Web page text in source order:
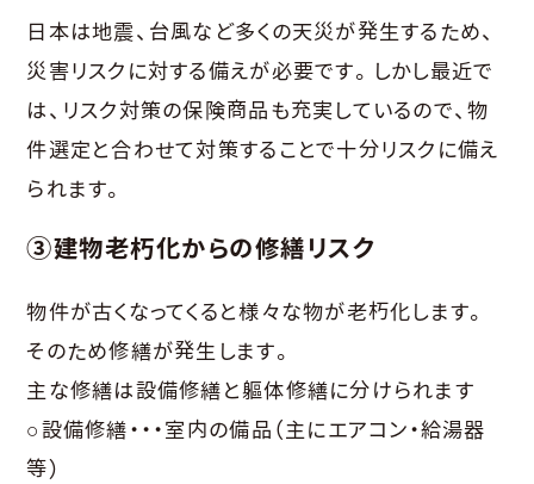
日本は地震、台風など多くの天災が発生するため、
災害リスクに対する備えが必要です。しかし最近で
は、リスク対策の保険商品も充実しているので、物
件選定と合わせて対策することで十分リスクに備え
られます。
③建物老朽化からの修繕リスク
物件が古くなってくると様々な物が老朽化します。
そのため修繕が発生します。
主な修繕は設備修繕と軀体修繕に分けられます
○設備修繕・・・室内の備品（主にエアコン・給湯器
等）